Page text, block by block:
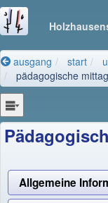
ausgang start
pädagogische
Allgemeine